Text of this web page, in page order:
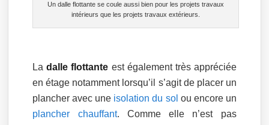
Un dalle flottante se coule aussi bien pour les projets travaux
intérieurs que les projets travaux extérieurs.
Ladalle flottante est également très appréciée
en étage notamment lorsqu’il s’agit de placer un
plancher avec une isolation du sol ou encore un
plancher chauffant. Comme elle n’est pas